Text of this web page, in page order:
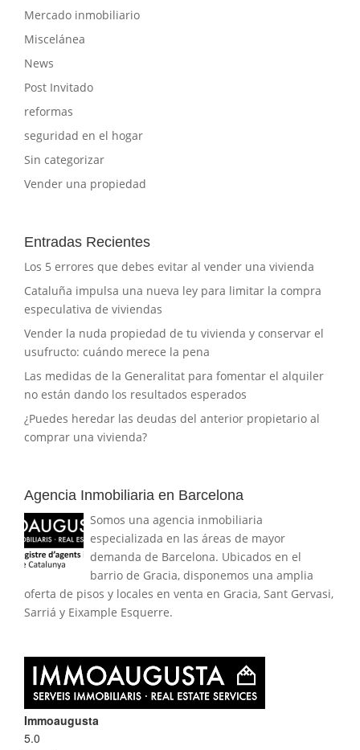
Mercado inmobiliario
Miscelánea
News
Post Invitado
reformas
seguridad en el hogar
Sin categorizar
Vender una propiedad
Entradas Recientes
Los 5 errores que debes evitar al vender una vivienda
Cataluña impulsa una nueva ley para limitar la compra
especulativa de viviendas
Vender la nuda propiedad de tu vivienda y conservar el
usufructo: cuándo merece la pena
Las medidas de la Generalitat para fomentar el alquiler
no están dando los resultados esperados
¿Puedes heredar las deudas del anterior propietario al
comprar una vivienda?
Agencia Inmobiliaria en Barcelona
Somos una agencia inmobiliaria
especializada en las áreas de mayor
demanda de Barcelona. Ubicados en el
barrio de Gracia, disponemos una amplia
oferta de pisos y locales en venta en Gracia, Sant Gervasi,
Sarriá y Eixample Esquerre.
Immoaugusta
5.0